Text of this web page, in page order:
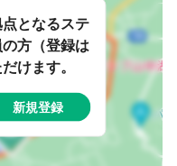
となるステ
方（登録は
けます。
新規登録